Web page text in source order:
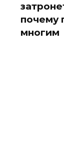
почему
многим